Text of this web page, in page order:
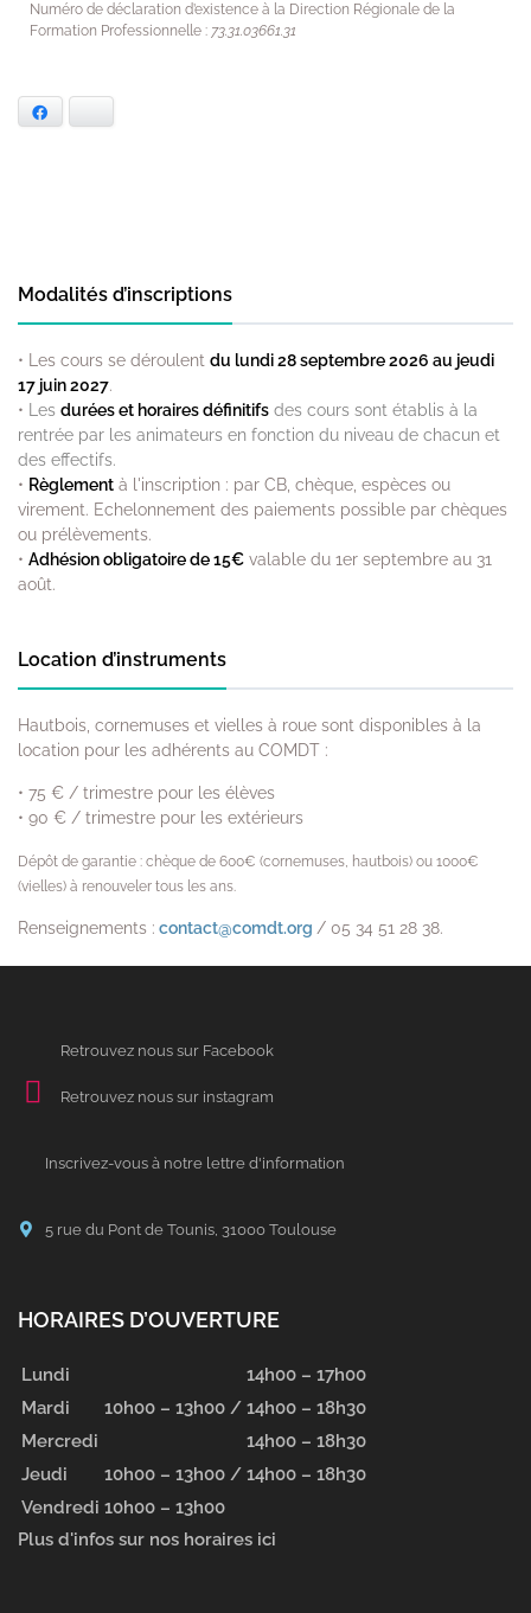
Numéro de déclaration d’existence à la Direction Régionale de la
Formation Professionnelle : 73.31.03661.31
Modalités d’inscriptions
• Les cours se déroulent du lundi 28 septembre 2026 au jeudi
17 juin 2027.
•
Les durées et horaires définitifs des cours sont établis à la
rentrée par les animateurs en fonction du niveau de chacun et
des effectifs.
• Règlement à l'inscription : par CB, chèque, espèces ou
virement. Echelonnement des paiements possible par chèques
ou prélèvements.
• Adhésion obligatoire de 15€ valable du 1er septembre au 31
août.
Location d’instruments
Hautbois, cornemuses et vielles à roue sont disponibles à la
location pour les adhérents au COMDT :
• 75 € / trimestre pour les élèves
• 90 € / trimestre pour les extérieurs
Dépôt de garantie : chèque de 600€ (cornemuses, hautbois) ou 1000€
(vielles) à renouveler tous les ans.
Renseignements : contact@comdt.org / 05 34 51 28 38.
Retrouvez nous sur Facebook
Retrouvez nous sur instagram
Inscrivez-vous à notre lettre d'information
5 rue du Pont de Tounis, 31000 Toulouse
HORAIRES D’OUVERTURE
Lundi
14h00 – 17h00
Mardi
10h00 – 13h00 / 14h00 – 18h30
Mercredi
14h00 – 18h30
Jeudi
10h00 – 13h00 / 14h00 – 18h30
Vendredi 10h00 – 13h00
Plus d'infos sur nos horaires ici